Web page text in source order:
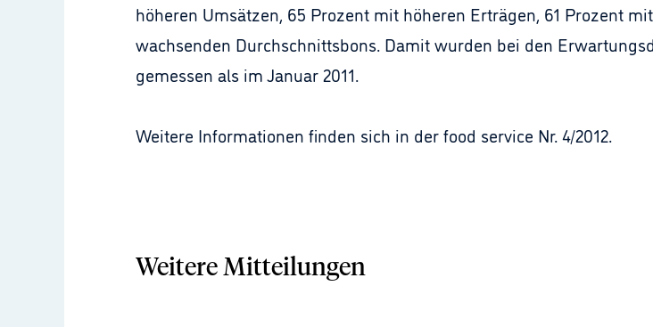
höheren Umsätzen, 65 Prozent mit höheren Erträgen, 61 Prozent
wachsenden Durchschnittsbons. Damit wurden bei den
gemessen als im Januar 2011.
Weitere Informationen finden sich in der food service Nr. 4/2012.
Weitere Mitteilungen